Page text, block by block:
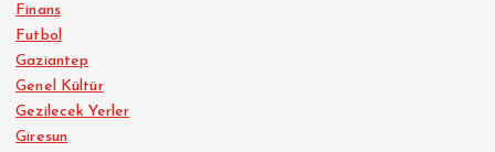
Finans
Futbol
Gaziantep
Genel Kültür
Gezilecek Yerler
Giresun